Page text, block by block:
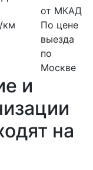
км
от МКАД
По цене
выезда
по
Москве
и
на